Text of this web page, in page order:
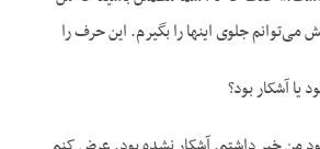
جلوی اینها را بگیرم. این حرف را
یا آشکار بود؟